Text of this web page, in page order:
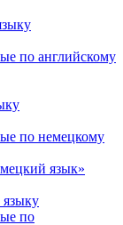
по английскому
по немецкому
язык»
по